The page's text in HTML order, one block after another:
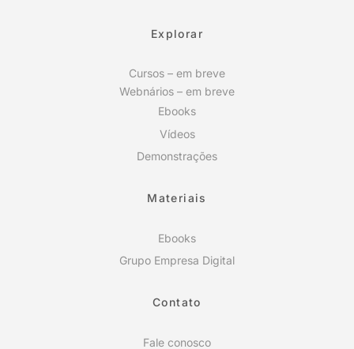
Explorar
Cursos – em breve
Webnários – em breve
Ebooks
Vídeos
Demonstrações
Materiais
Ebooks
Grupo Empresa Digital
Contato
Fale conosco